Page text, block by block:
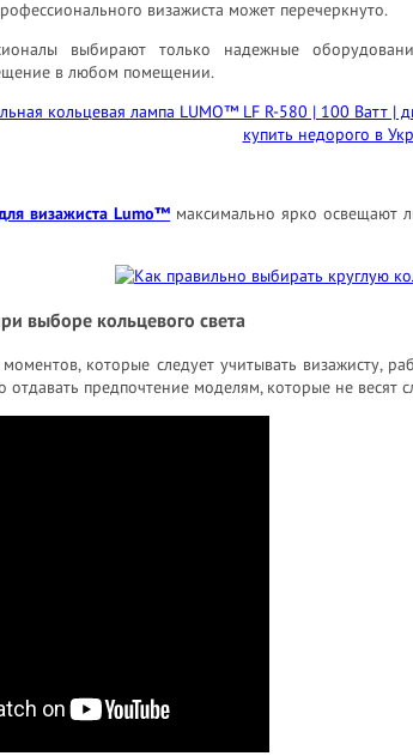
визажиста может перечеркнуто.
выбирают только надежные
в любом помещении.
визажиста Lumo™ максимально ярко освещают
выборе кольцевого света
которые следует учитывать визажисту,
отдавать предпочтение моделям, которые не весят